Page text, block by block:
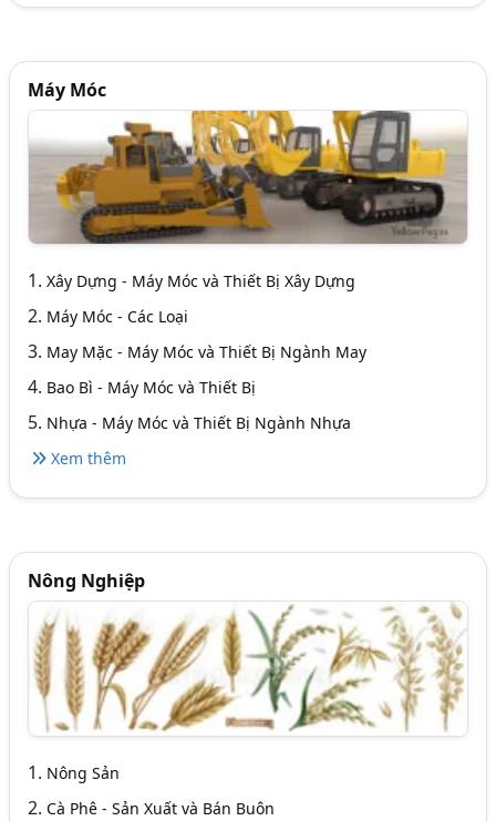
Máy Móc
1. Xây Dựng - Máy Móc và Thiết Bị Xây Dựng
2. Máy Móc - Các Loại
3. May Mặc - Máy Móc và Thiết Bị Ngành May
4. Bao Bì - Máy Móc và Thiết Bị
5. Nhựa - Máy Móc và Thiết Bị Ngành Nhựa
Xem thêm
Nông Nghiệp
1. Nông Sản
2. Cà Phê - Sản Xuất và Bán Buôn